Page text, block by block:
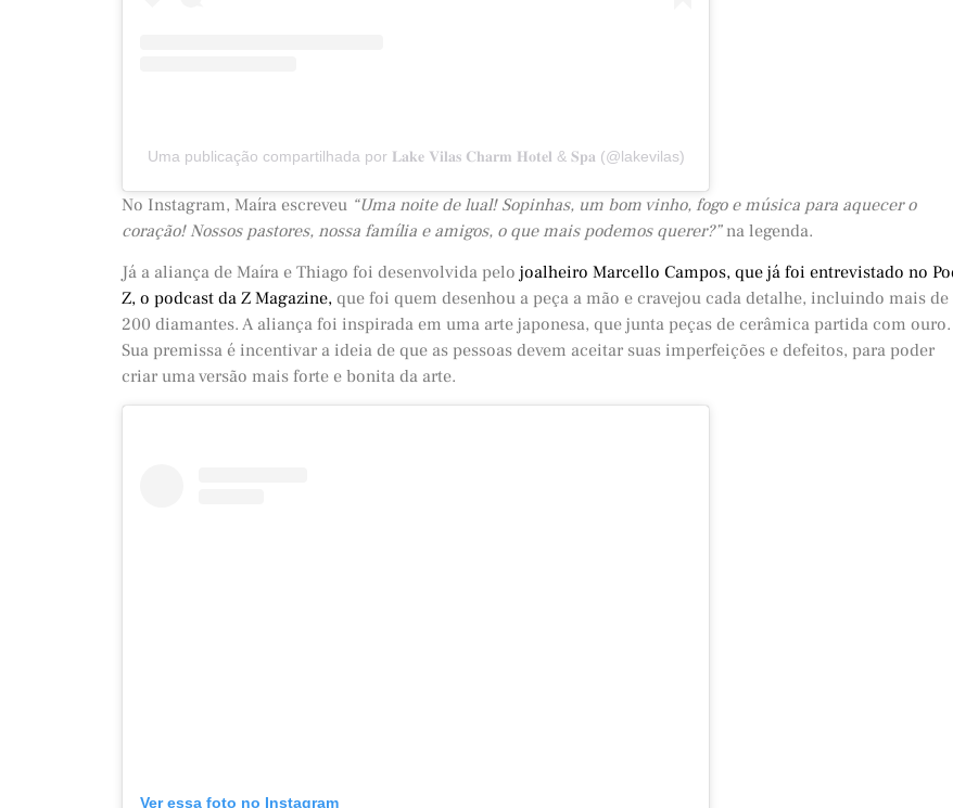
Uma publicação compartilhada por 𝐋𝐚𝐤𝐞 𝐕𝐢𝐥𝐚𝐬 𝐂𝐡𝐚𝐫𝐦 𝐇𝐨𝐭𝐞𝐥 & 𝐒𝐩𝐚 (@lakevilas)
No Instagram, Maíra escreveu “Uma noite de lual! Sopinhas, um bom vinho, fogo e música para aquecer o
coração! Nossos pastores, nossa família e amigos, o que mais podemos querer?”na legenda.
Já a aliança de Maíra e Thiago foi desenvolvida pelo joalheiro Marcello Campos, que já foi entrevistado no
Z, o podcast da Z Magazine, que foi quem desenhou a peça a mão e cravejou cada detalhe, incluindo mais de
200 diamantes. A aliança foi inspirada em uma arte japonesa, que junta peças de cerâmica partida com ouro.
Sua premissa é incentivar a ideia de que as pessoas devem aceitar suas imperfeições e defeitos, para poder
criar uma versão mais forte e bonita da arte.
Ver essa foto no Instagram